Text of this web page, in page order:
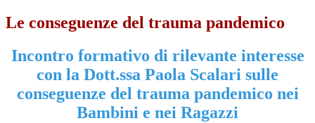
Le conseguenze del trauma pandemico
Incontro formativo di rilevante interesse
con la Dott.ssa Paola Scalari sulle
conseguenze del trauma pandemico nei
Bambini e nei Ragazzi